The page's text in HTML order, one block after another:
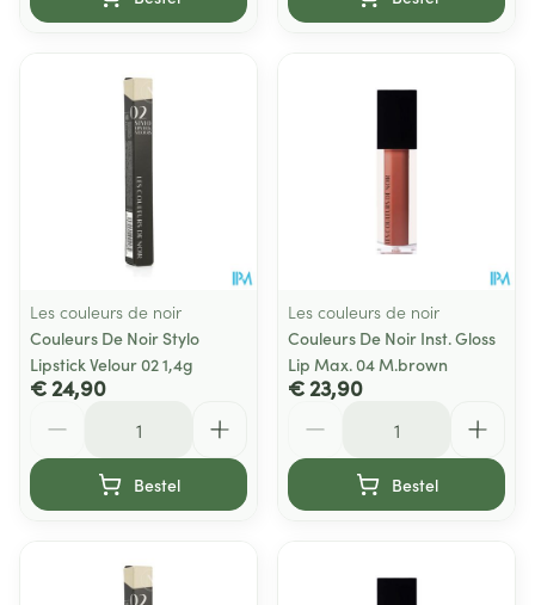
Les couleurs de noir
Couleurs De Noir Stylo
Lipstick Velour 02 1,4g
€ 24,90
Bestel
Les couleurs de noir
Couleurs De Noir Inst. Gloss
Lip Max. 04 M.brown
€ 23,90
Bestel